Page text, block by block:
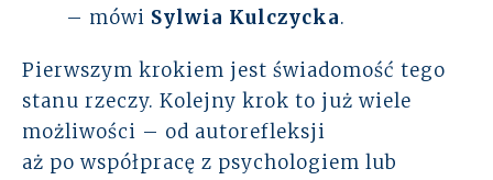
– mówi Sylwia Kulczycka.
Pierwszym krokiem jest świadomość tego
stanu rzeczy. Kolejny krok to już wiele
możliwości – od autorefleksji
aż po współpracę z psychologiem lub